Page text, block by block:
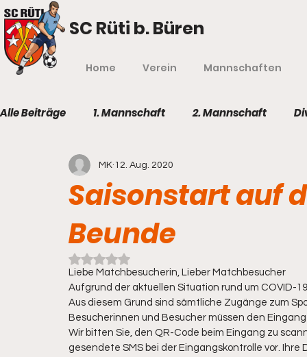
SC Rüti b. Büren
Home Verein Mannschaften
Alle Beiträge 1. Mannschaft 2. Mannschaft
Saisonstart auf
Beunde
MK 12. Aug. 2020
Mit NaN von 5 Sternen bewertet.
Liebe Matchbesucherin, Lieber Matchbesucher
Aufgrund der aktuellen Situation rund um COVID-
Aus diesem Grund sind sämtliche Zugänge zum
Besucherinnen und Besucher müssen den
Wir bitten Sie, den QR-Code beim Eingang zu
gesendete SMS bei der Eingangskontrolle vor.